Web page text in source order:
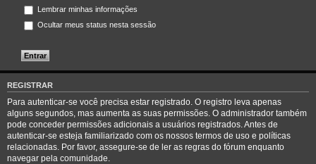
Lembrar minhas informações
Ocultar meus status nesta sessão
REGISTRAR
Para autenticar-se você precisa estar registrado. O registro leva apenas
alguns segundos, mas aumenta as suas permissões. O administrador também
pode conceder permissões adicionais a usuários registrados. Antes de
autenticar-se esteja familiarizado com os nossos termos de uso e políticas
relacionadas. Por favor, assegure-se de ler as regras do fórum enquanto
navegar pela comunidade.